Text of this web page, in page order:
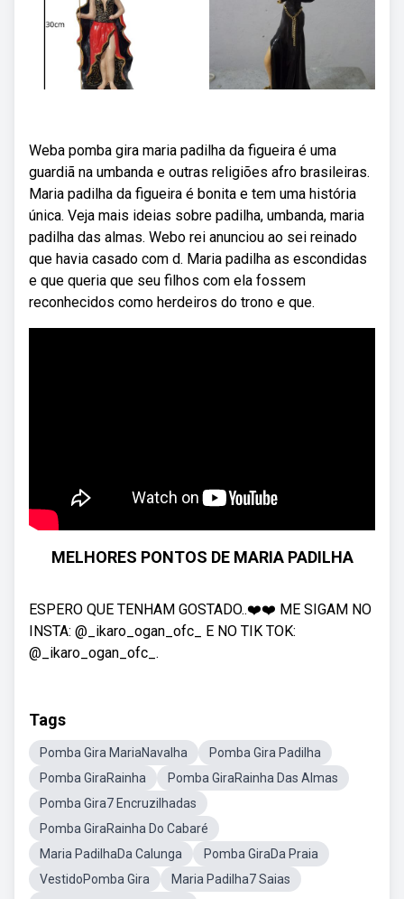
Weba pomba gira maria padilha da figueira é uma
guardiã na umbanda e outras religiões afro brasileiras.
Maria padilha da figueira é bonita e tem uma história
única. Veja mais ideias sobre padilha, umbanda, maria
padilha das almas. Webo rei anunciou ao sei reinado
que havia casado com d. Maria padilha as escondidas
e que queria que seu filhos com ela fossem
reconhecidos como herdeiros do trono e que.
MELHORES PONTOS DE MARIA PADILHA
ESPERO QUE TENHAM GOSTADO..❤️❤️ ME SIGAM NO
INSTA: @_ikaro_ogan_ofc_ E NO TIK TOK:
@_ikaro_ogan_ofc_.
Tags
Pomba Gira MariaNavalha
Pomba Gira Padilha
Pomba GiraRainha
Pomba GiraRainha Das Almas
Pomba Gira7 Encruzilhadas
Pomba GiraRainha Do Cabaré
Maria PadilhaDa Calunga
Pomba GiraDa Praia
VestidoPomba Gira
Maria Padilha7 Saias